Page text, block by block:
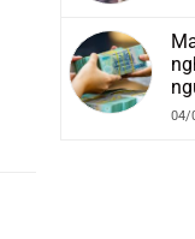
04/